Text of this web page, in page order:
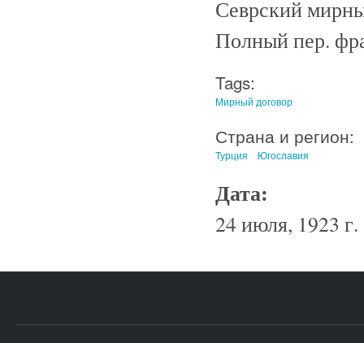
Севрский
Полный пер.
Tags:
Мирный договор
Страна и регион:
Турция Югославия
Дата:
24 июля, 1923 г.